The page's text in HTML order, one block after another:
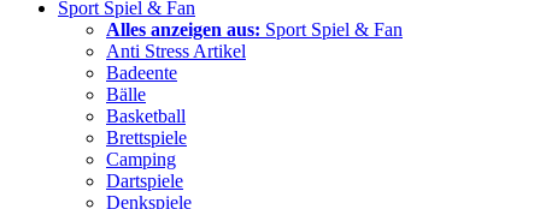
Sport Spiel & Fan
Alles anzeigen aus: Sport Spiel & Fan
Anti Stress Artikel
Badeente
Bälle
Basketball
Brettspiele
Camping
Dartspiele
Denkspiele